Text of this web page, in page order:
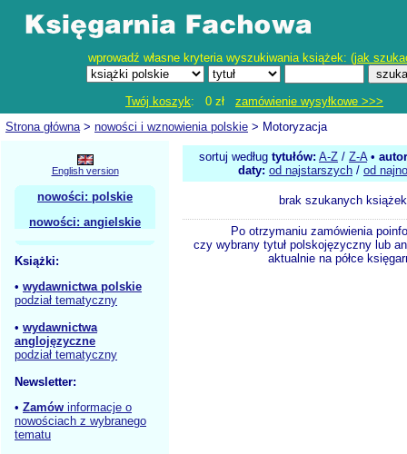
wprowadź własne kryteria wyszukiwania książek: (jak
Twój koszyk: 0 zł zamówienie wysyłkowe >>>
Strona główna> nowości i wznowienia polskie > Motoryzacja
English version
nowości: polskie
nowości: angielskie
Książki:
• wydawnictwa polskie
podział tematyczny
• wydawnictwa
anglojęzyczne
podział tematyczny
Newsletter:
• Zamów informacje o
nowościach z wybranego
tematu
sortuj według tytułów: A-Z / Z-A•
daty: od najstarszych / od
brak szukanych książek
Po otrzymaniu zamówienia
czy wybrany tytuł polskojęzyczny lub
aktualnie na półce